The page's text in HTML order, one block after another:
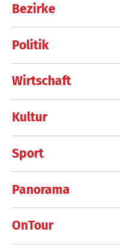
Bezirke
Politik
Wirtschaft
Kultur
Sport
Panorama
OnTour